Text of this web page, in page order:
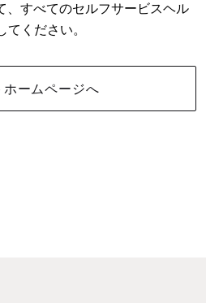
、すべてのセルフサービスヘル
ください。
ホームページへ